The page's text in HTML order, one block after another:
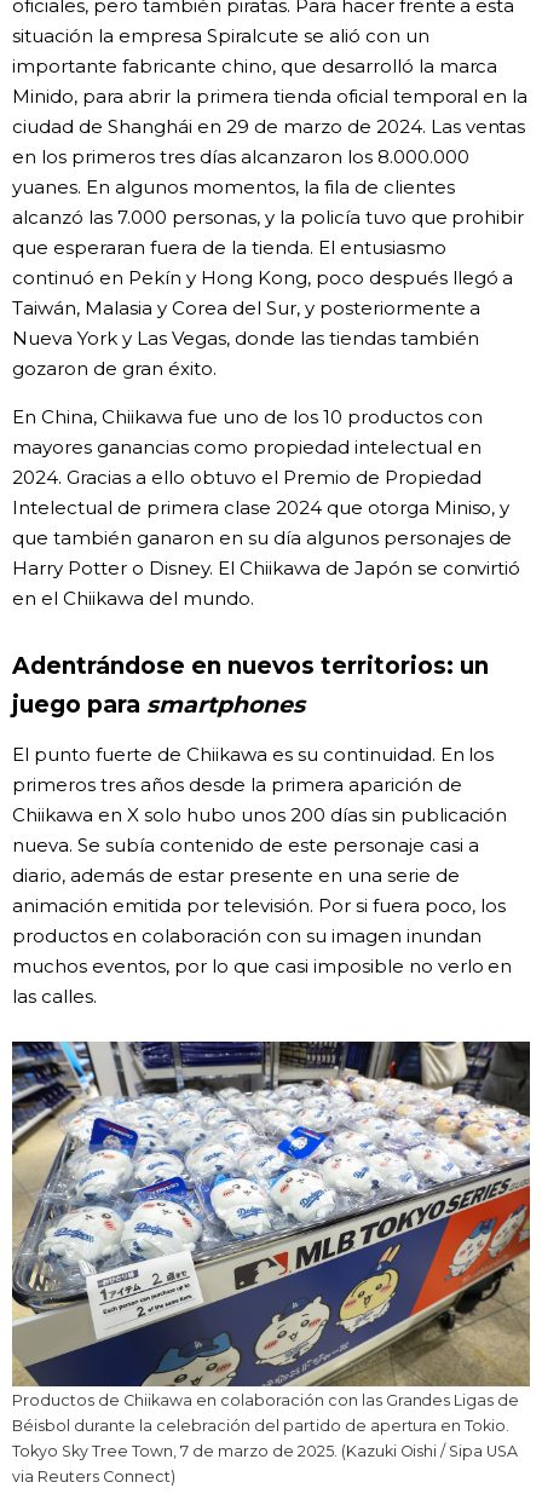
oficiales, pero también piratas. Para hacer frente a esta
situación la empresa Spiralcute se alió con un
importante fabricante chino, que desarrolló la marca
Minido, para abrir la primera tienda oficial temporal en la
ciudad de Shanghái en 29 de marzo de 2024. Las ventas
en los primeros tres días alcanzaron los 8.000.000
yuanes. En algunos momentos, la fila de clientes
alcanzó las 7.000 personas, y la policía tuvo que prohibir
que esperaran fuera de la tienda. El entusiasmo
continuó en Pekín y Hong Kong, poco después llegó a
Taiwán, Malasia y Corea del Sur, y posteriormente a
Nueva York y Las Vegas, donde las tiendas también
gozaron de gran éxito.
En China, Chiikawa fue uno de los 10 productos con
mayores ganancias como propiedad intelectual en
2024. Gracias a ello obtuvo el Premio de Propiedad
Intelectual de primera clase 2024 que otorga Miniso, y
que también ganaron en su día algunos personajes de
Harry Potter o Disney. El Chiikawa de Japón se convirtió
en el Chiikawa del mundo.
Adentrándose en nuevos territorios: un
juego para smartphones
El punto fuerte de Chiikawa es su continuidad. En los
primeros tres años desde la primera aparición de
Chiikawa en X solo hubo unos 200 días sin publicación
nueva. Se subía contenido de este personaje casi a
diario, además de estar presente en una serie de
animación emitida por televisión. Por si fuera poco, los
productos en colaboración con su imagen inundan
muchos eventos, por lo que casi imposible no verlo en
las calles.
Productos de Chiikawa en colaboración con las Grandes Ligas de
Béisbol durante la celebración del partido de apertura en Tokio.
Tokyo Sky Tree Town, 7 de marzo de 2025. (Kazuki Oishi / Sipa USA
via Reuters Connect)